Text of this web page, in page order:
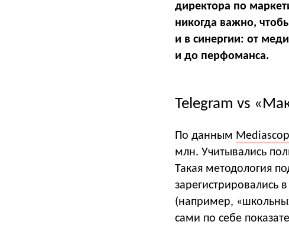
директора по
никогда важно,
и в синергии: от
и до перфоманса.
Telegram vs
По данным
млн. Учитывались
Такая методология
зарегистрировались
(например,
сами по себе